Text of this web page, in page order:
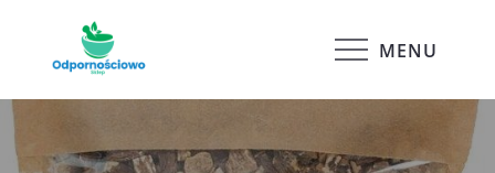
Odpornościowo MENU